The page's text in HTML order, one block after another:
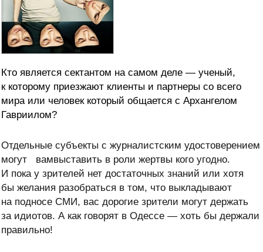
Кто является сектантом на самом деле — ученый,
к которому приезжают клиенты и партнеры со всего
мира или человек который общается с Архангелом
Гавриилом?
Отдельные субъекты с журналистским удостоверением
могут
вамвыставить в роли жертвы кого угодно.
И пока у зрителей нет достаточных знаний или хотя
бы желания разобраться в том, что выкладывают
на подносе СМИ, вас дорогие зрители могут держать
за идиотов. А как говорят в Одессе — хоть бы держали
правильно!